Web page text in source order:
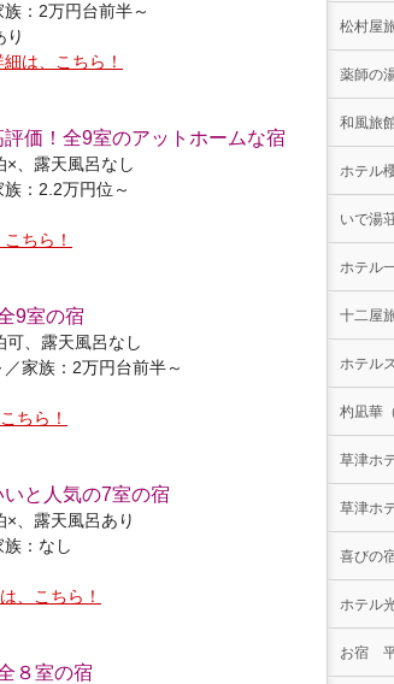
：2万円台前半～
り
は、こちら！
価！全9室のアットホームな宿
、露天風呂なし
：2.2万円位～
ちら！
9室の宿
、露天風呂なし
家族：2万円台前半～
ちら！
と人気の7室の宿
、露天風呂あり
：なし
、こちら！
８室の宿
松村屋
薬師の
和風旅
ホテル
いで湯
ホテル
十二屋
ホテル
杓凪華
草津ホ
草津ホ
喜びの
ホテル
お宿 平